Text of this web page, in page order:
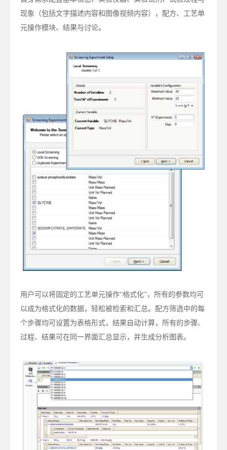
现象（包括文字描述内容和图像视频内容），配方、工艺单
元操作模块、结果与讨论。
用户可以将固定的工艺单元操作“格式化”，所有的参数均可
以成为格式化的数据，轻松被检索和汇总。配方筛选中的每
个步骤均可设置为表格形式，结果自动计算，所有的步骤、
过程、结果可在同一界面汇总显示，并生成分析图表。